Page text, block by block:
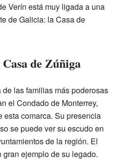
Verín está muy ligada a una
de Galicia: la Casa de
de Zúñiga
las familias más poderosas
el Condado de Monterrey,
esta comarca. Su presencia
se puede ver su escudo en
de la región. El
gran ejemplo de su legado.